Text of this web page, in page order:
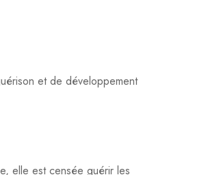
et de développement
elle est censée guérir les